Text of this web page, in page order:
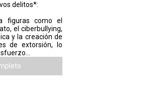
delitos*:
figuras como el
el ciberbullying,
y la creación de
de extorsión, lo